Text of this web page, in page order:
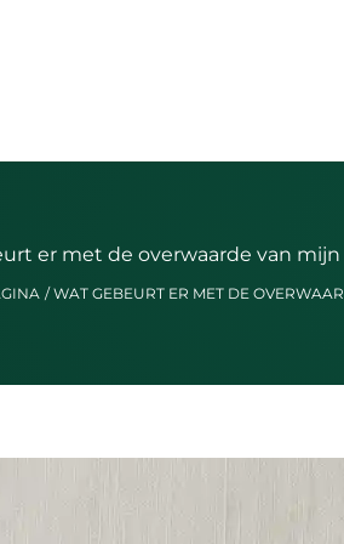
er met de overwaarde van
WAT GEBEURT ER MET DE